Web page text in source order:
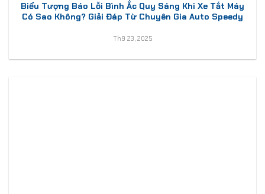
Biểu Tượng Báo Lỗi Bình Ắc Quy Sáng Khi Xe Tắt Máy
Có Sao Không? Giải Đáp Từ Chuyên Gia Auto Speedy
Th9 23, 2025